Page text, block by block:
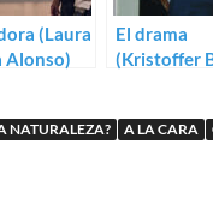
(Laura
Alonso)
El drama
(Kristoffer
NATURALEZA? A LA CARA